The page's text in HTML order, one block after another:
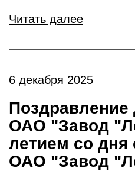
Читать далее
6 декабря 2025
Поздравление
ОАО "Завод
летием со дня
ОАО "Завод